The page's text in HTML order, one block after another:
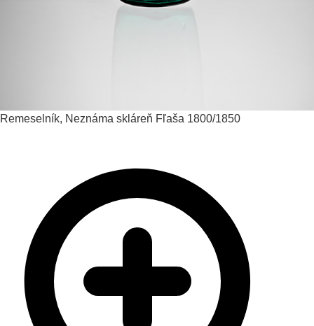
Remeselník, Neznáma skláreň Fľaša 1800/1850